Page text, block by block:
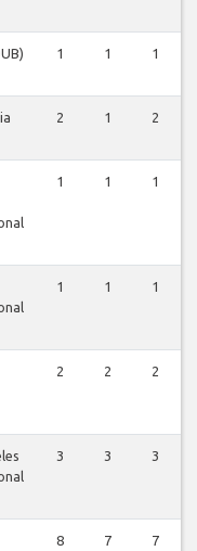
1 1 1
2 1 2
1 1 1
1 1 1
2 2 2
3 3 3
8 7 7